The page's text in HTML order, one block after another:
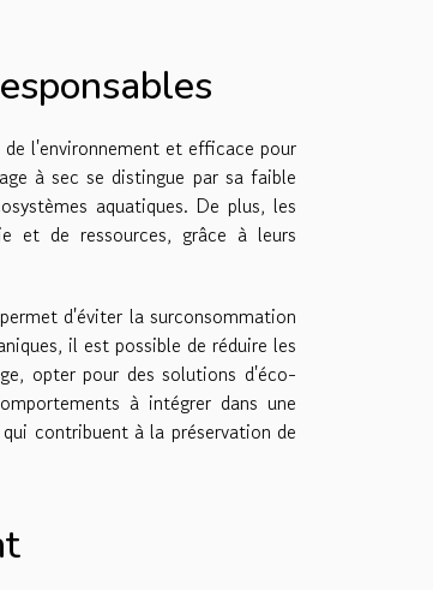
l'environnement et efficace pour
à sec se distingue par sa faible
aquatiques. De plus, les
et de ressources, grâce à leurs
d'éviter la surconsommation
il est possible de réduire les
opter pour des solutions d'éco-
à intégrer dans une
contribuent à la préservation de